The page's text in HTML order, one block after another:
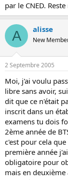
par le CNED.
A alisse
New
2 Septembre 2005
Moi, j'ai voulu
libre sans avoir,
dit que ce n'était
inscrit dans un
examens tu dois
2ème année de
c'est pour cela
première année
obligatoire pour
mais en